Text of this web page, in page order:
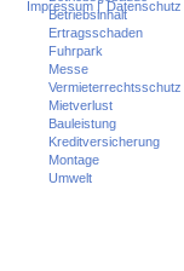
Betriebsinhalt
Ertragsschaden
Fuhrpark
Messe
Vermieterrechtsschutz
Mietverlust
Bauleistung
Kreditversicherung
Montage
Umwelt
Impressum| Datenschutz